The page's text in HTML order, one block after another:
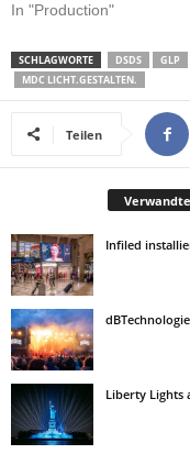
In "Production"
SCHLAGWORTE DSDS GLP
MDC LICHT.GESTALTEN.
Teilen
Infiled
Liberty Lights